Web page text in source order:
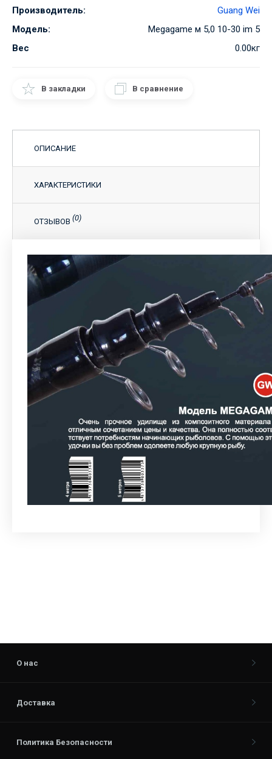
Производитель:
Guang Wei
Модель:
Megagame м 5,0 10-30 im 5
Вес
0.00кг
В закладки В сравнение
ОПИСАНИЕ
ХАРАКТЕРИСТИКИ
ОТЗЫВОВ (0)
О нас
Доставка
Политика Безопасности